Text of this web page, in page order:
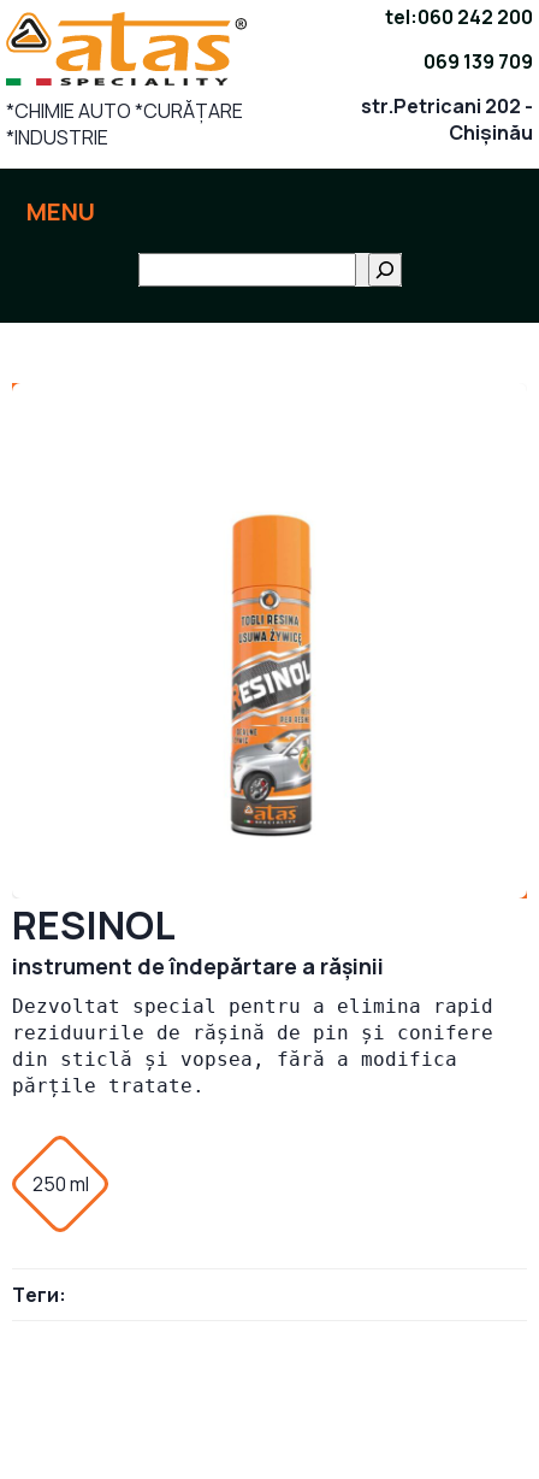
Sari
la
conținut
*CHIMIE AUTO *CURĂȚARE
*INDUSTRIE
tel:060 242 200
069 139 709
str.Petricani 202 -
Chișinău
MENU
RESINOL
instrument de îndepărtare a rășinii
Dezvoltat special pentru a elimina rapid
reziduurile de rășină de pin și conifere
din sticlă și vopsea, fără a modifica
părțile tratate.
250 ml
Теги: